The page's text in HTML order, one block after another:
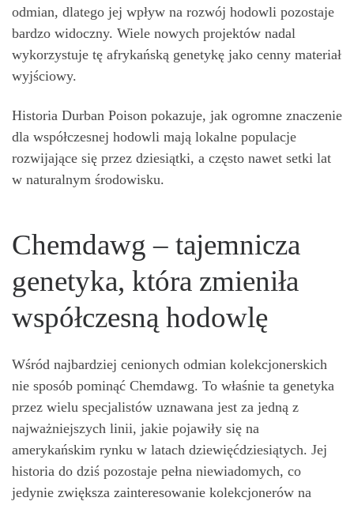
odmian, dlatego jej wpływ na rozwój hodowli pozostaje
bardzo widoczny. Wiele nowych projektów nadal
wykorzystuje tę afrykańską genetykę jako cenny materiał
wyjściowy.
Historia Durban Poison pokazuje, jak ogromne znaczenie
dla współczesnej hodowli mają lokalne populacje
rozwijające się przez dziesiątki, a często nawet setki lat
w naturalnym środowisku.
Chemdawg – tajemnicza
genetyka, która zmieniła
współczesną hodowlę
Wśród najbardziej cenionych odmian kolekcjonerskich
nie sposób pominąć Chemdawg. To właśnie ta genetyka
przez wielu specjalistów uznawana jest za jedną z
najważniejszych linii, jakie pojawiły się na
amerykańskim rynku w latach dziewięćdziesiątych. Jej
historia do dziś pozostaje pełna niewiadomych, co
jedynie zwiększa zainteresowanie kolekcjonerów na